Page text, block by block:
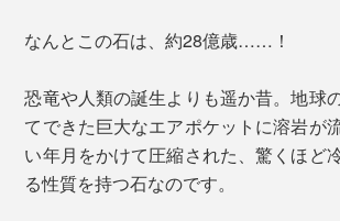
なんとこの石は、約28億歳……！
恐竜や人類の誕生よりも遥か昔。地球
てできた巨大なエアポケットに溶岩が
い年月をかけて圧縮された、驚くほど
る性質を持つ石なのです。